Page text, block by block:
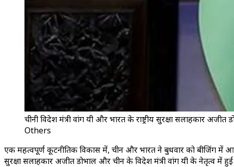
चीनी विदेश मंत्री वांग यी और भारत के राष्ट्रीय सुरक्षा सलाहकार
Others
एक महत्वपूर्ण कूटनीतिक विकास में, चीन और भारत ने बुधवार को बीजिंग में
सुरक्षा सलाहकार अजीत डोभाल और चीन के विदेश मंत्री वांग यी के नेतृत्व